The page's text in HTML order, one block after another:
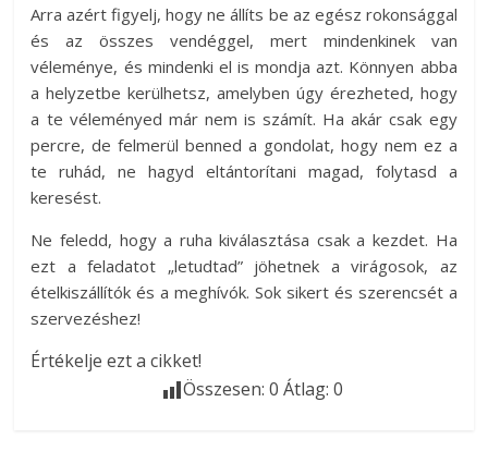
Arra azért figyelj, hogy ne állíts be az egész rokonsággal
és az összes vendéggel, mert mindenkinek van
véleménye, és mindenki el is mondja azt. Könnyen abba
a helyzetbe kerülhetsz, amelyben úgy érezheted, hogy
a te véleményed már nem is számít. Ha akár csak egy
percre, de felmerül benned a gondolat, hogy nem ez a
te ruhád, ne hagyd eltántorítani magad, folytasd a
keresést.
Ne feledd, hogy a ruha kiválasztása csak a kezdet. Ha
ezt a feladatot „letudtad” jöhetnek a virágosok, az
ételkiszállítók és a meghívók. Sok sikert és szerencsét a
szervezéshez!
Értékelje ezt a cikket!
Összesen:0 Átlag:0